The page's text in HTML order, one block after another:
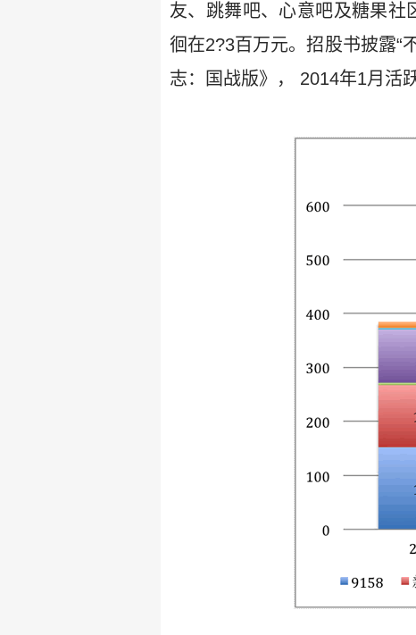
友、跳舞吧、心意吧及糖果社
徊在2?3百万元。招股书披露“
志：国战版》， 2014年1月活